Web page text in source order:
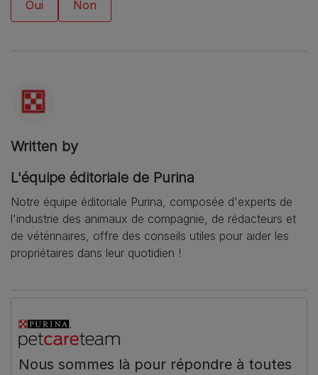
Written by
L'équipe éditoriale de Purina
Notre équipe éditoriale Purina, composée d'experts de
l'industrie des animaux de compagnie, de rédacteurs et
de vétérinaires, offre des conseils utiles pour aider les
propriétaires dans leur quotidien !
Nous sommes là pour répondre à toutes